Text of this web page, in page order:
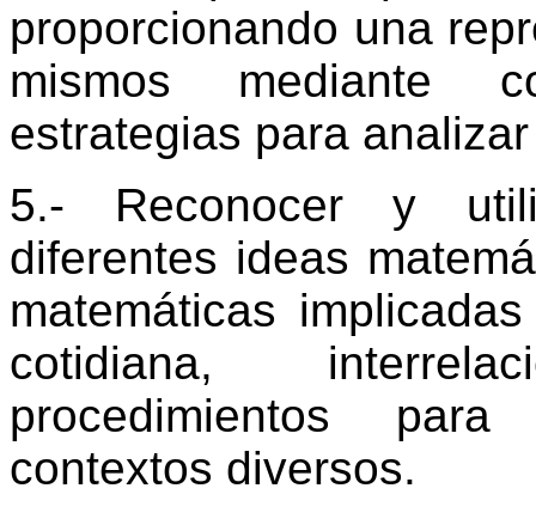
proporcionando una
mismos mediante
estrategias para
5.- Reconocer y
diferentes ideas
matemáticas
cotidiana,
procedimientos
contextos diversos.